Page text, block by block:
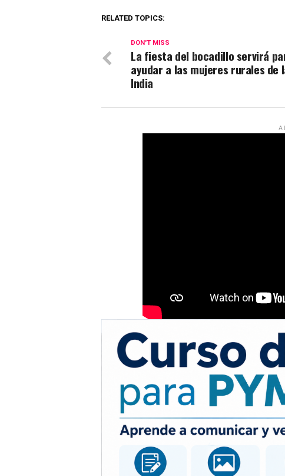
RELATED TOPICS:
DON'T MISS
La fiesta del bocadillo servirá
ayudar a las mujeres rurales de
India